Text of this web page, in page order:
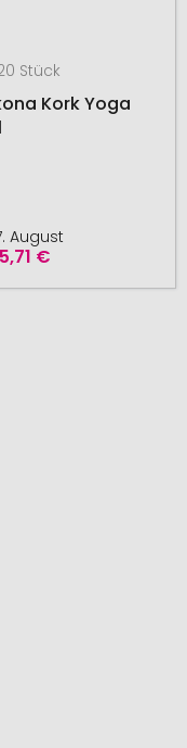
Stück
Kork Yoga
5,71 €
August